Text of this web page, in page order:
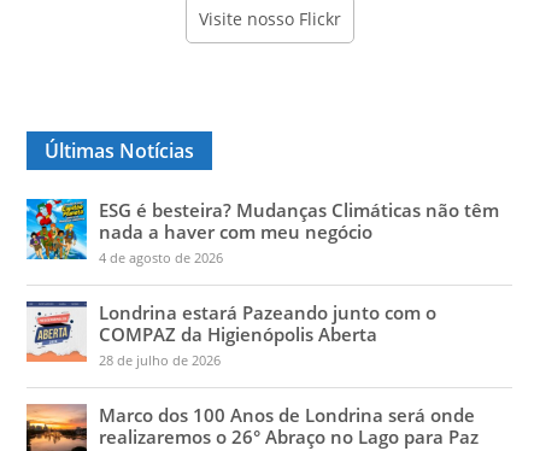
Visite nosso Flickr
Últimas Notícias
ESG é besteira? Mudanças Climáticas não têm
nada a haver com meu negócio
4 de agosto de 2026
Londrina estará Pazeando junto com o
COMPAZ da Higienópolis Aberta
28 de julho de 2026
Marco dos 100 Anos de Londrina será onde
realizaremos o 26° Abraço no Lago para Paz